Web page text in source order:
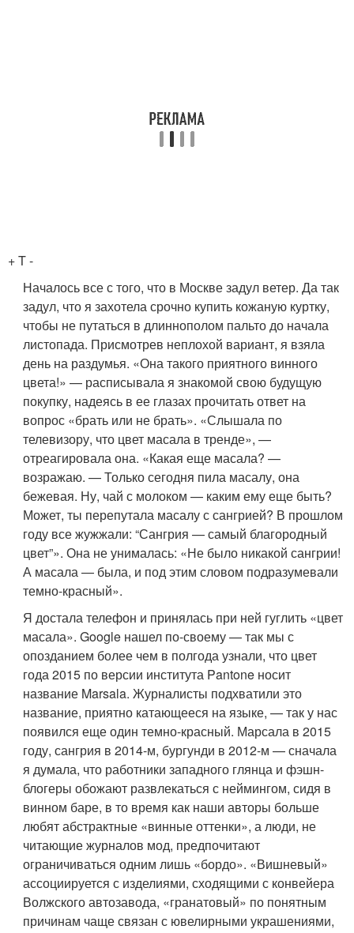
+T -
Началось все с того, что в Москве задул ветер. Да так
задул, что я захотела срочно купить кожаную куртку,
чтобы не путаться в длиннополом пальто до начала
листопада. Присмотрев неплохой вариант, я взяла
день на раздумья. «Она такого приятного винного
цвета!» — расписывала я знакомой свою будущую
покупку, надеясь в ее глазах прочитать ответ на
вопрос «брать или не брать». «Слышала по
телевизору, что цвет масала в тренде», —
отреагировала она. «Какая еще масала? —
возражаю. — Только сегодня пила масалу, она
бежевая. Ну, чай с молоком — каким ему еще быть?
Может, ты перепутала масалу с сангрией? В прошлом
году все жужжали: “Сангрия — самый благородный
цвет”». Она не унималась: «Не было никакой сангрии!
А масала — была, и под этим словом подразумевали
темно-красный».
Я достала телефон и принялась при ней гуглить «цвет
масала». Google нашел по-своему — так мы с
опозданием более чем в полгода узнали, что цвет
года 2015 по версии института Pantone носит
название Marsala. Журналисты подхватили это
название, приятно катающееся на языке, — так у нас
появился еще один темно-красный. Марсала в 2015
году, сангрия в 2014-м, бургунди в 2012-м — сначала
я думала, что работники западного глянца и фэшн-
блогеры обожают развлекаться с неймингом, сидя в
винном баре, в то время как наши авторы больше
любят абстрактные «винные оттенки», а люди, не
читающие журналов мод, предпочитают
ограничиваться одним лишь «бордо». «Вишневый»
ассоциируется с изделиями, сходящими с конвейера
Волжского автозавода, «гранатовый» по понятным
причинам чаще связан с ювелирными украшениями,